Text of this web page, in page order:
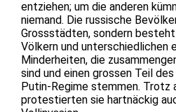
entziehen; um die anderen
niemand. Die russische
Grossstädten, sondern
Völkern und unterschiedlichen
Minderheiten, die
sind und einen grossen Teil
Putin-Regime stemmen. Trotz
protestierten sie hartnäckig